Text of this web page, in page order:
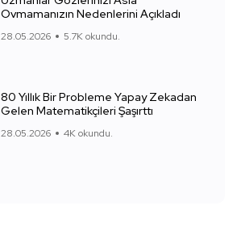
Ovmamanızın Nedenlerini Açıkladı
28.05.2026 5.7K okundu.
80 Yıllık Bir Probleme Yapay Zekadan
Gelen Matematikçileri Şaşırttı
28.05.2026 4K okundu.